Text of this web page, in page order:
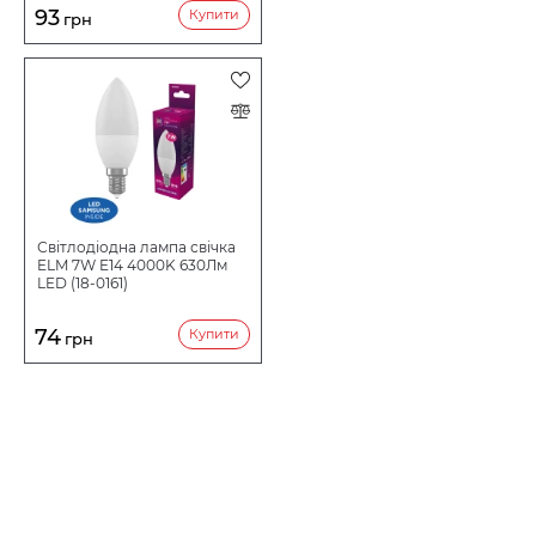
93 грн Купити
Світлодіодна лампа свічка
ELM 7W E14 4000K 630Лм
LED (18-0161)
74 грн Купити